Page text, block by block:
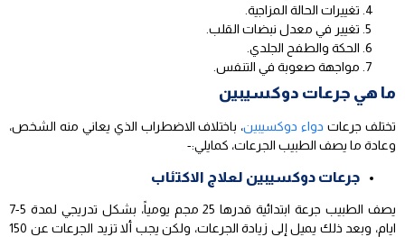
تغييرات الحالة المزاجية.
تغيير في معدل نبضات القلب.
الحكة والطفح الجلدي.
مواجهة صعوبة في التنفس.
ما هي جرعات دوكسيبين
تختلف جرعات دواء دوكسيبين، باختلاف الاضطراب الذي يعاني منه الشخص،
وعادة ما يصف الطبيب الجرعات، كمايلي:-
جرعات دوكسيبين لعلاج الاكتئاب
يصف الطبيب جرعة ابتدائية قدرها 25 مجم يومياً، بشكل تدريجي لمدة 5-7
ايام، وبعد ذلك يميل إلى زيادة الجرعات، ولكن يجب ألا تزيد الجرعات عن 150